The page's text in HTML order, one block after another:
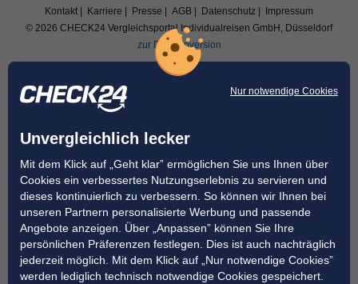
Nur notwendige Cookies
Unvergleichlich lecker
Mit dem Klick auf „Geht klar” ermöglichen Sie uns Ihnen über
Cookies ein verbessertes Nutzungserlebnis zu servieren und
dieses kontinuierlich zu verbessern. So können wir Ihnen bei
unseren Partnern personalisierte Werbung und passende
Angebote anzeigen. Über „Anpassen” können Sie Ihre
persönlichen Präferenzen festlegen. Dies ist auch nachträglich
jederzeit möglich. Mit dem Klick auf „Nur notwendige Cookies”
werden lediglich technisch notwendige Cookies gespeichert.
Kontakt | Karriere | Presse | AGB | Datenschutz
| Impressum
© 2026 CHECK24 Vergleichsportal Individualreisen GmbH, Düsseldorf
zur Desktopversion